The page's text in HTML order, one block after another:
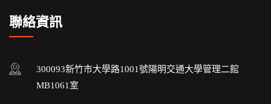
聯絡資訊
300093新竹市大學路1001號陽明交通大學管理二館
MB1061室